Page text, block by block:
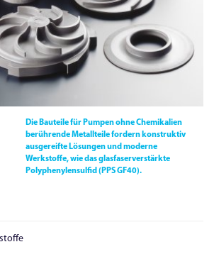
Die Bauteile für Pumpen ohne Chemikalien
berührende Metallteile fordern konstruktiv
ausgereifte Lösungen und moderne
Werkstoffe, wie das glasfaserverstärkte
Polyphenylensulfid(PPS GF40).